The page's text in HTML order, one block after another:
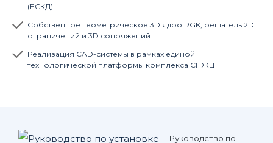
(ЕСКД)
Собственное геометрическое 3D ядро RGK, решатель 2D
ограничений и 3D сопряжений
Реализация CAD-системы в рамках единой
технологической платформы комплекса СПЖЦ
Руководство по